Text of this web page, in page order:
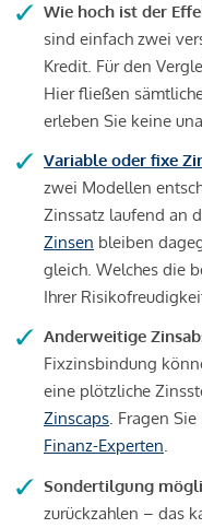
Wie hoch ist der
sind einfach zwei
Kredit. Für den
Hier fließen
erleben Sie keine
Variable oder fixe
zwei Modellen
Zinssatz laufend an
Zinsen bleiben
gleich. Welches die
Ihrer
Anderweitige
Fixzinsbindung
eine plötzliche
Zinscaps. Fragen
Finanz-Experten.
Sondertilgung
zurückzahlen – das